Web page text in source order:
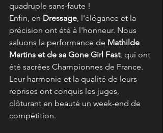
quadruple sans-faute !
Enfin, en Dressage, l'élégance et la
précision ont été à l'honneur. Nous
saluons la performance de Mathilde
Martins et de sa Gone Girl Fast, qui ont
été sacrées Championnes de France.
Leur harmonie et la qualité de leurs
reprises ont conquis les juges,
clôturant en beauté un week-end de
compétition.